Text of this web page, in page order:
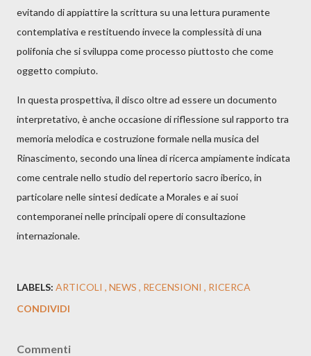
evitando di appiattire la scrittura su una lettura puramente
contemplativa e restituendo invece la complessità di una
polifonia che si sviluppa come processo piuttosto che come
oggetto compiuto.
In questa prospettiva, il disco oltre ad essere un documento
interpretativo, è anche occasione di riflessione sul rapporto tra
memoria melodica e costruzione formale nella musica del
Rinascimento, secondo una linea di ricerca ampiamente indicata
come centrale nello studio del repertorio sacro iberico, in
particolare nelle sintesi dedicate a Morales e ai suoi
contemporanei nelle principali opere di consultazione
internazionale.
LABELS: ARTICOLI NEWS RECENSIONI
RICERCA
CONDIVIDI
Commenti